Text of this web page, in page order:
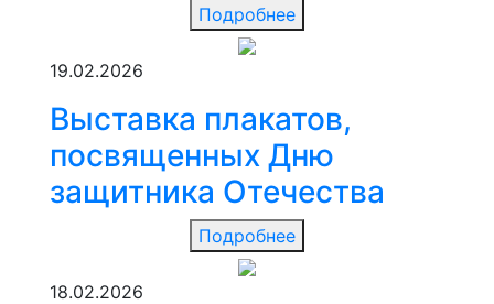
Подробнее
19.02.2026
Выставка плакатов,
посвященных Дню
защитника Отечества
Подробнее
18.02.2026